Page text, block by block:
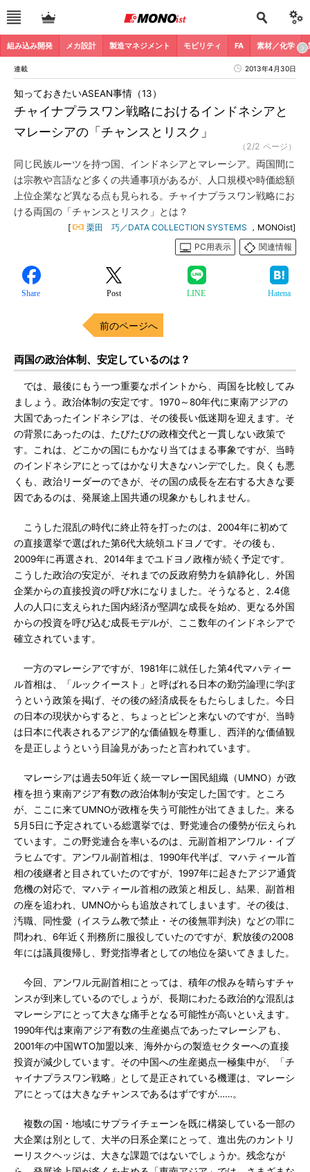
組み込み開発 メカ設計 製造マネジメント モビリティ FA 素材／化学
連載 2013年4月30日
チャイナプラスワン戦略におけるインドネシアと
マレーシアの「チャンスとリスク」
知っておきたいASEAN事情（13）
（2/2 ページ）
同じ民族ルーツを持つ国、インドネシアとマレーシア。両国間に
は宗教や言語など多くの共通事項があるが、人口規模や時価総額
上位企業など異なる点も見られる。チャイナプラスワン戦略にお
ける両国の「チャンスとリスク」とは？
[ 栗田 巧／DATA COLLECTION SYSTEMS ，MONOist]
PC用表示
関連情報
Share Post LINE Hatena
前のページへ
両国の政治体制、安定しているのは？
では、最後にもう一つ重要なポイントから、両国を比較してみ
ましょう。政治体制の安定です。1970～80年代に東南アジアの
大国であったインドネシアは、その後長い低迷期を迎えます。そ
の背景にあったのは、たびたびの政権交代と一貫しない政策で
す。これは、どこかの国にもかなり当てはまる事象ですが、当時
のインドネシアにとってはかなり大きなハンデでした。良くも悪
くも、政治リーダーのできが、その国の成長を左右する大きな要
因であるのは、発展途上国共通の現象かもしれません。
こうした混乱の時代に終止符を打ったのは、2004年に初めて
の直接選挙で選ばれた第6代大統領ユドヨノです。その後も、
2009年に再選され、2014年までユドヨノ政権が続く予定です。
こうした政治の安定が、それまでの反政府勢力を鎮静化し、外国
企業からの直接投資の呼び水になりました。そうなると、2.4億
人の人口に支えられた国内経済が堅調な成長を始め、更なる外国
からの投資を呼び込む成長モデルが、ここ数年のインドネシアで
確立されています。
一方のマレーシアですが、1981年に就任した第4代マハティー
ル首相は、「ルックイースト」と呼ばれる日本の勤労論理に学ぼ
うという政策を掲げ、その後の経済成長をもたらしました。今日
の日本の現状からすると、ちょっとピンと来ないのですが、当時
は日本に代表されるアジア的な価値観を尊重し、西洋的な価値観
を是正しようという目論見があったと言われています。
マレーシアは過去50年近く統一マレー国民組織（UMNO）が政
権を担う東南アジア有数の政治体制が安定した国です。ところ
が、ここに来てUMNOが政権を失う可能性が出てきました。来る
5月5日に予定されている総選挙では、野党連合の優勢が伝えられ
ています。この野党連合を率いるのは、元副首相アンワル・イブ
ラヒムです。アンワル副首相は、1990年代半ば、マハティール首
相の後継者と目されていたのですが、1997年に起きたアジア通貨
危機の対応で、マハティール首相の政策と相反し、結果、副首相
の座を追われ、UMNOからも追放されてしまいます。その後は、
汚職、同性愛（イスラム教で禁止・その後無罪判決）などの罪に
問われ、6年近く刑務所に服役していたのですが、釈放後の2008
年には議員復帰し、野党指導者としての地位を築いてきました。
今回、アンワル元副首相にとっては、積年の恨みを晴らすチャ
ンスが到来しているのでしょうが、長期にわたる政治的な混乱は
マレーシアにとって大きな痛手となる可能性が高いといえます。
1990年代は東南アジア有数の生産拠点であったマレーシアも、
2001年の中国WTO加盟以来、海外からの製造セクターへの直接
投資が減少しています。その中国への生産拠点一極集中が、「チ
ャイナプラスワン戦略」として是正されている機運は、マレーシ
アにとっては大きなチャンスであるはずですが……。
複数の国・地域にサプライチェーンを既に構築している一部の
大企業は別として、大半の日系企業にとって、進出先のカントリ
ーリスクヘッジは、大きな課題ではないでしょうか。残念なが